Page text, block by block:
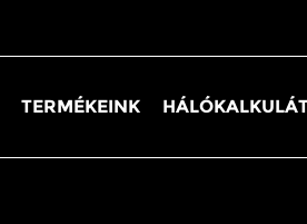
TERMÉKEINK